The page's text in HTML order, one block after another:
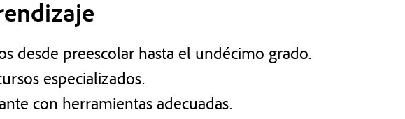
desde preescolar hasta el undécimo grado.
especializados.
con herramientas adecuadas.